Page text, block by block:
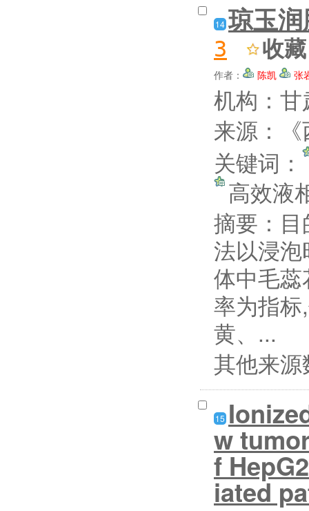
14 琼玉
3 收藏
作者： 陈凯 张
机构：
来源：
关键词：
高效液
摘要：
法以浸
体中毛
率为指
黄、...
其他来
15
w
f
iated